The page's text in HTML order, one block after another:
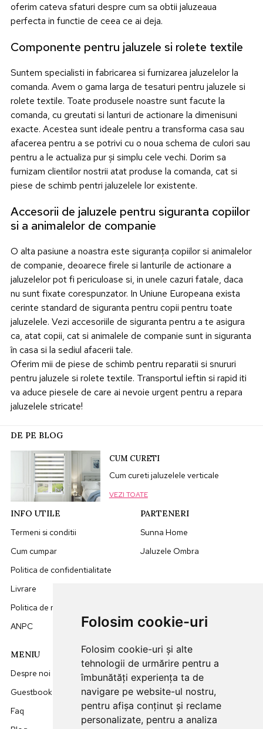
Folosim cookie-uri
Folosim cookie-uri și alte
tehnologii de urmărire pentru a
îmbunătăți experiența ta de
navigare pe website-ul nostru,
pentru afișa conținut și reclame
personalizate, pentru a analiza
oferim cateva sfaturi despre cum sa obtii jaluzeaua
perfecta in functie de ceea ce ai deja.
Componente pentru jaluzele si rolete textile
Suntem specialisti in fabricarea si furnizarea jaluzelelor la
comanda. Avem o gama larga de tesaturi pentru jaluzele si
rolete textile. Toate produsele noastre sunt facute la
comanda, cu greutati si lanturi de actionare la dimenisuni
exacte. Acestea sunt ideale pentru a transforma casa sau
afacerea pentru a se potrivi cu o noua schema de culori sau
pentru a le actualiza pur și simplu cele vechi. Dorim sa
furnizam clientilor nostrii atat produse la comanda, cat si
piese de schimb pentri jaluzelele lor existente.
Accesorii de jaluzele pentru siguranta copiilor
si a animalelor de companie
O alta pasiune a noastra este siguranța copiilor si animalelor
de companie, deoarece firele si lanturile de actionare a
jaluzelelor pot fi periculoase si, in unele cazuri fatale, daca
nu sunt fixate corespunzator. In Uniune Europeana exista
cerinte standard de siguranta pentru copii pentru toate
jaluzelele. Vezi accesoriile de siguranta pentru a te asigura
ca, atat copii, cat si animalele de companie sunt in siguranta
în casa si la sediul afacerii tale.
Oferim mii de piese de schimb pentru reparatii si snururi
pentru jaluzele si rolete textile. Transportul ieftin si rapid iti
va aduce piesele de care ai nevoie urgent pentru a repara
jaluzelele stricate!
DE PE BLOG
CUM CURETI
Cum cureti jaluzelele verticale
VEZI TOATE
INFO UTILE
Termeni si conditii
Cum cumpar
Politica de confidentialitate
Livrare
Politica de retur
ANPC
PARTENERI
Sunna Home
Jaluzele Ombra
MENIU
Despre noi
Guestbook
Faq
DATE CONTACT
0749512455
office@sunna.ro
L-V: 09:00 - 18:00